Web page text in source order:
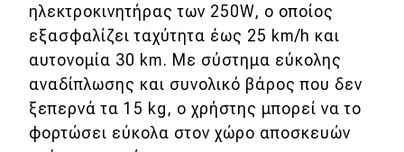
Αγώνες
Formula 1
WRC
ηλεκτροκινητήρας των 250W, ο οποίος
εξασφαλίζει ταχύτητα έως 25 km/h και
αυτονομία 30 km. Mε σύστημα εύκολης
αναδίπλωσης και συνολικό βάρος που δεν
ξεπερνά τα 15 kg, o χρήστης μπορεί να το
φορτώσει εύκολα στον χώρο αποσκευών